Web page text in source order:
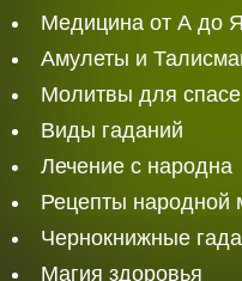
Медицина от А до
Амулеты и
Молитвы для
Виды гаданий
Лечение с народна
Рецепты народной
Чернокнижные
Магия здоровья